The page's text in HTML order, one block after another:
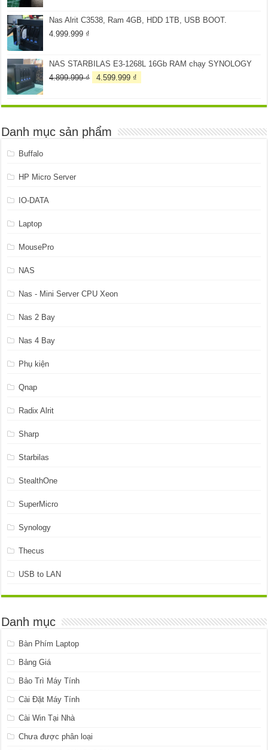
259.999 ₫.
là:
Nas Alrit C3538, Ram 4GB, HDD 1TB, USB BOOT.
4.999.999 ₫
NAS STARBILAS E3-1268L 16Gb RAM chạy SYNOLOGY
4.899.999₫
Giá
4.899.999 ₫.
4.599.999 ₫
là:
Danh mục sản phẩm
Buffalo
HP Micro Server
IO-DATA
Laptop
MousePro
NAS
Nas - Mini Server CPU Xeon
Nas 2 Bay
Nas 4 Bay
Phụ kiện
Qnap
Radix Alrit
Sharp
Starbilas
StealthOne
SuperMicro
Synology
Thecus
USB to LAN
Danh mục
Bàn Phím Laptop
Bảng Giá
Bảo Trì Máy Tính
Cài Đặt Máy Tính
Cài Win Tại Nhà
Chưa được phân loại